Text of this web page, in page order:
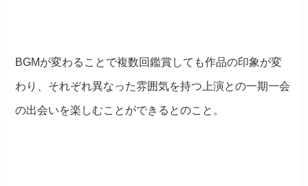
BGMが変わることで複数回鑑賞しても作品の印象が変
わり、それぞれ異なった雰囲気を持つ上演との一期一会
の出会いを楽しむことができるとのこと。